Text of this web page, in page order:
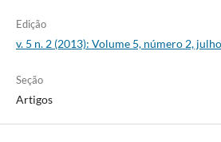
Edição
v. 5 n. 2 (2013): Volume 5, número 2,
Seção
Artigos